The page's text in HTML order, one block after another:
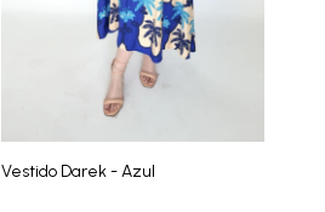
Vestido Darek - Azul